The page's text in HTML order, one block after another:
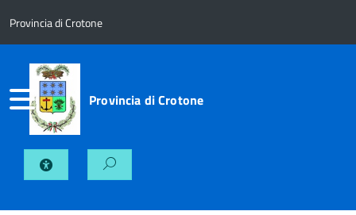
Provincia di Crotone
Provincia di Crotone